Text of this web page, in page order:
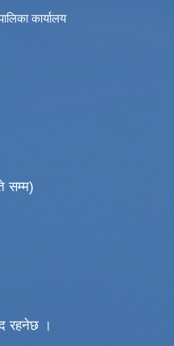
कार्यालय
सम्म)
रहनेछ ।